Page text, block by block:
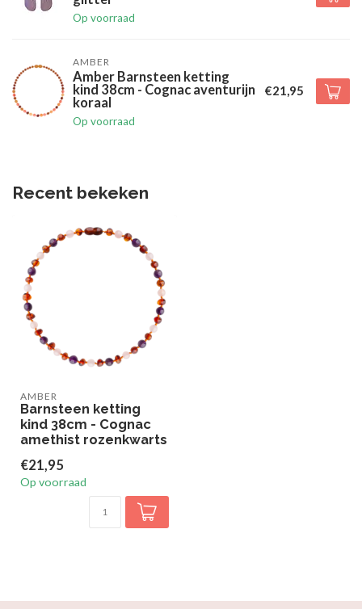
Op voorraad
AMBER
Amber Barnsteen ketting
kind 38cm - Cognac aventurijn
koraal
Op voorraad
€21,95
Recent bekeken
AMBER
Barnsteen ketting
kind 38cm - Cognac
amethist rozenkwarts
€21,95
Op voorraad